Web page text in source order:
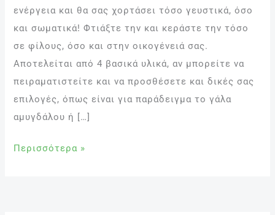
ενέργεια και θα σας χορτάσει τόσο γευστικά, όσο
και σωματικά! Φτιάξτε την και κεράστε την τόσο
σε φίλους, όσο και στην οικογένειά σας.
Αποτελείται από 4 βασικά υλικά, αν μπορείτε να
πειραματιστείτε και να προσθέσετε και δικές σας
επιλογές, όπως είναι για παράδειγμα το γάλα
αμυγδάλου ή […]
Περισσότερα »